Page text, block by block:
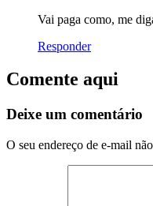
Vai paga como, me
Responder
Comente aqui
Deixe um comentário
O seu endereço de e-mail